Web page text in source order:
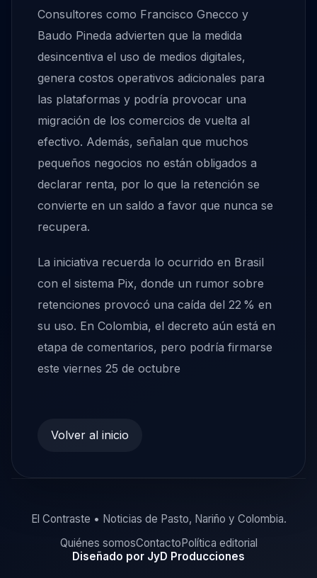
Consultores como Francisco Gnecco y
Baudo Pineda advierten que la medida
desincentiva el uso de medios digitales,
genera costos operativos adicionales para
las plataformas y podría provocar una
migración de los comercios de vuelta al
efectivo. Además, señalan que muchos
pequeños negocios no están obligados a
declarar renta, por lo que la retención se
convierte en un saldo a favor que nunca se
recupera.
La iniciativa recuerda lo ocurrido en Brasil
con el sistema Pix, donde un rumor sobre
retenciones provocó una caída del 22 % en
su uso. En Colombia, el decreto aún está en
etapa de comentarios, pero podría firmarse
este viernes 25 de octubre
Volver al inicio
El Contraste • Noticias de Pasto, Nariño y Colombia.
Quiénes somosContacto Política editorial
Diseñado por JyD Producciones